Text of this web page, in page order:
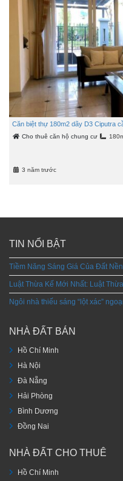
Căn biệt thự 180m2 dãy D3 Ciputra
Cho thuê căn hộ chung cư
3 năm trước
TIN NỔI BẬT
Tiềm Năng Sáng Giá Của Đất
Luật Thừa Kế Mới Nhất: Luật
Ngôi nhà thiếu sáng “lột xác”
NHÀ ĐẤT BÁN
Hồ Chí Minh
Hà Nội
Đà Nẵng
Hải Phòng
Bình Dương
Đồng Nai
NHÀ ĐẤT CHO THUÊ
Hồ Chí Minh